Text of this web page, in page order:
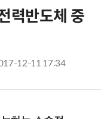
력반도체 중
12-11 17:34